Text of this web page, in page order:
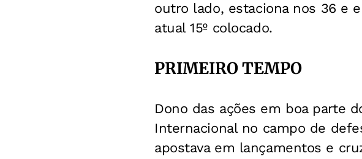
outro lado, estaciona nos 36 e
atual 15º colocado.
PRIMEIRO TEMPO
Dono das ações em boa parte
Internacional no campo de
apostava em lançamentos e